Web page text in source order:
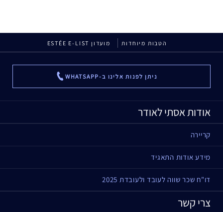
הטבות מיוחדות מועדון ESTÉE E-LIST
ניתן לפנות אלינו ב-WHATSAPP ...
אודות אסתי לאודר
קריירה
מידע אודות התאגיד
דו"ח שכר שווה לעובד ולעובדת 2025
צרי קשר